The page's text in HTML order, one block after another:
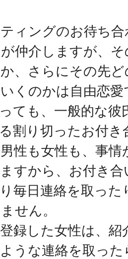
ィングのお待ち
仲介しますが、
、さらにその先
くのかは自由恋愛
ても、一般的な
割り切ったお付
性も女性も、事
すから、お付き
毎日連絡を取っ
せん。
録した女性は、
うな連絡を取っ